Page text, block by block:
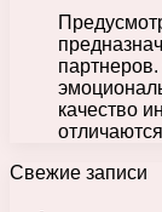
качество
Свежие записи